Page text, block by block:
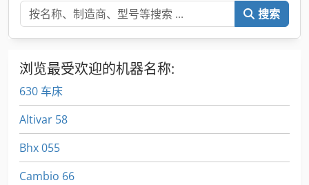
搜索
浏览最受欢迎的机器名称:
630 车床
Altivar 58
Bhx 055
Cambio 66